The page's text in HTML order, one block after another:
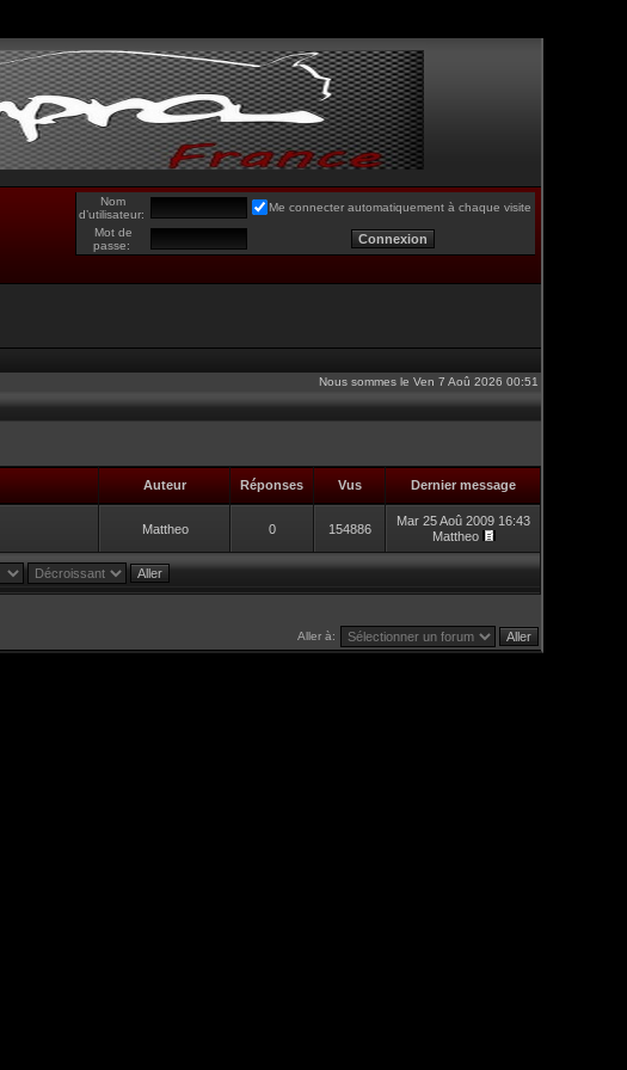
Nom
d’utilisateur:
Me connecter automatiquement à chaque visite
Mot de
passe:
Nous sommes le Ven 7 Aoû 2026 00:51
Auteur Réponses Vus Dernier message
Mattheo 0 154886
Mar 25 Aoû 2009 16:43
Mattheo
Aller à: